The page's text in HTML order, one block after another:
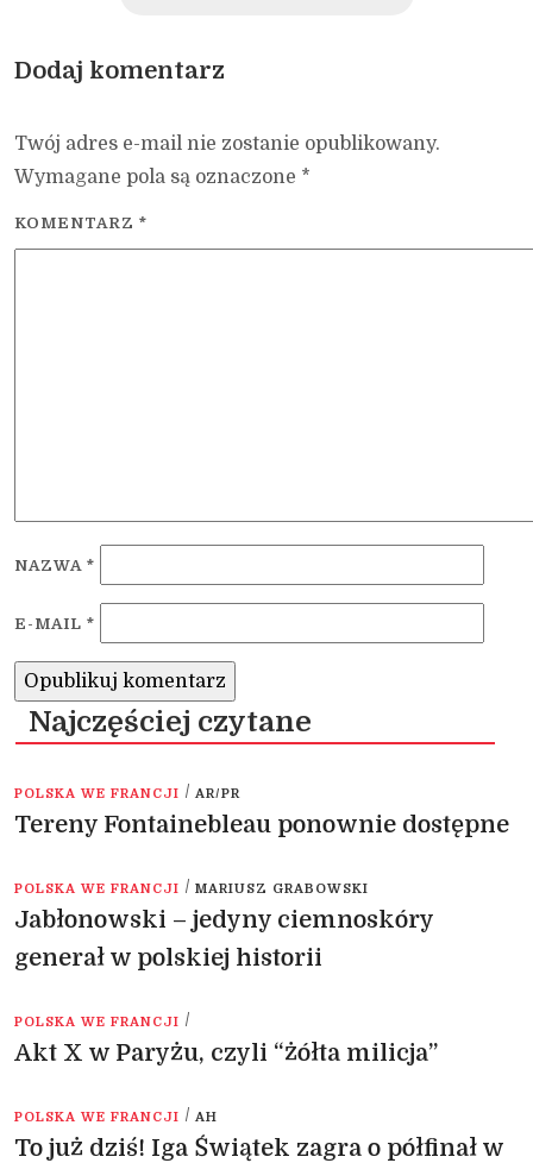
Dodaj komentarz
Twój adres e-mail nie zostanie opublikowany.
Wymagane pola są oznaczone *
KOMENTARZ *
NAZWA *
E-MAIL *
Najczęściej czytane
POLSKA WE FRANCJI / AR/PR
Tereny Fontainebleau ponownie dostępne
POLSKA WE FRANCJI / MARIUSZ GRABOWSKI
Jabłonowski – jedyny ciemnoskóry
generał w polskiej historii
POLSKA WE FRANCJI /
Akt X w Paryżu, czyli “żółta milicja”
POLSKA WE FRANCJI / AH
To już dziś! Iga Świątek zagra o półfinał w